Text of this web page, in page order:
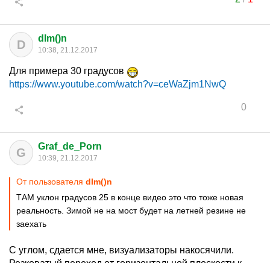
D dIm()n
10:38, 21.12.2017
Для примера 30 градусов
https://www.youtube.com/watch?v=ceWaZjm1NwQ
0
G Graf_de_Porn
10:39, 21.12.2017
От пользователя dIm()n
ТАМ уклон градусов 25 в конце видео это что тоже новая
реальность. Зимой не на мост будет на летней резине не
заехать
С углом, сдается мне, визуализаторы накосячили.